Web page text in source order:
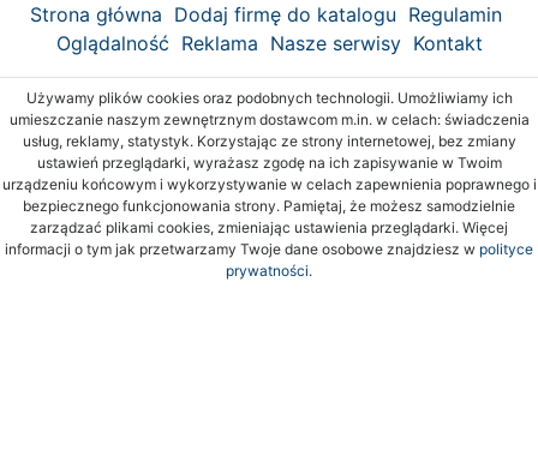
Strona główna Dodaj firmę do katalogu Regulamin
Oglądalność Reklama Nasze serwisy Kontakt
Używamy plików cookies oraz podobnych technologii. Umożliwiamy ich
umieszczanie naszym zewnętrznym dostawcom m.in. w celach: świadczenia
usług, reklamy, statystyk. Korzystając ze strony internetowej, bez zmiany
ustawień przeglądarki, wyrażasz zgodę na ich zapisywanie w Twoim
urządzeniu końcowym i wykorzystywanie w celach zapewnienia poprawnego i
bezpiecznego funkcjonowania strony. Pamiętaj, że możesz samodzielnie
zarządzać plikami cookies, zmieniając ustawienia przeglądarki. Więcej
informacji o tym jak przetwarzamy Twoje dane osobowe znajdziesz w polityce
prywatności.